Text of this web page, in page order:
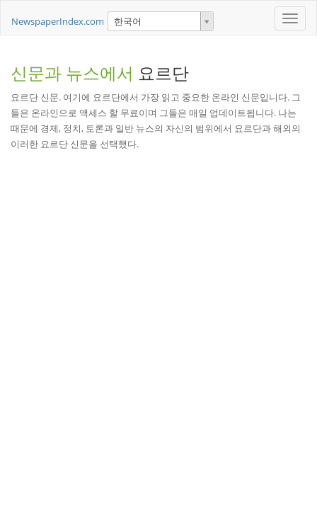
Toggle
NewspaperIndex.com 한국어
신문과 뉴스에서 요르단
요르단 신문. 여기에 요르단에서 가장 읽고 중요한 온라인 신문입니다. 그
들은 온라인으로 액세스 할 무료이며 그들은 매일 업데이트됩니다. 나는
때문에 경제, 정치, 토론과 일반 뉴스의 자신의 범위에서 요르단과 해외의
이러한 요르단 신문을 선택했다.